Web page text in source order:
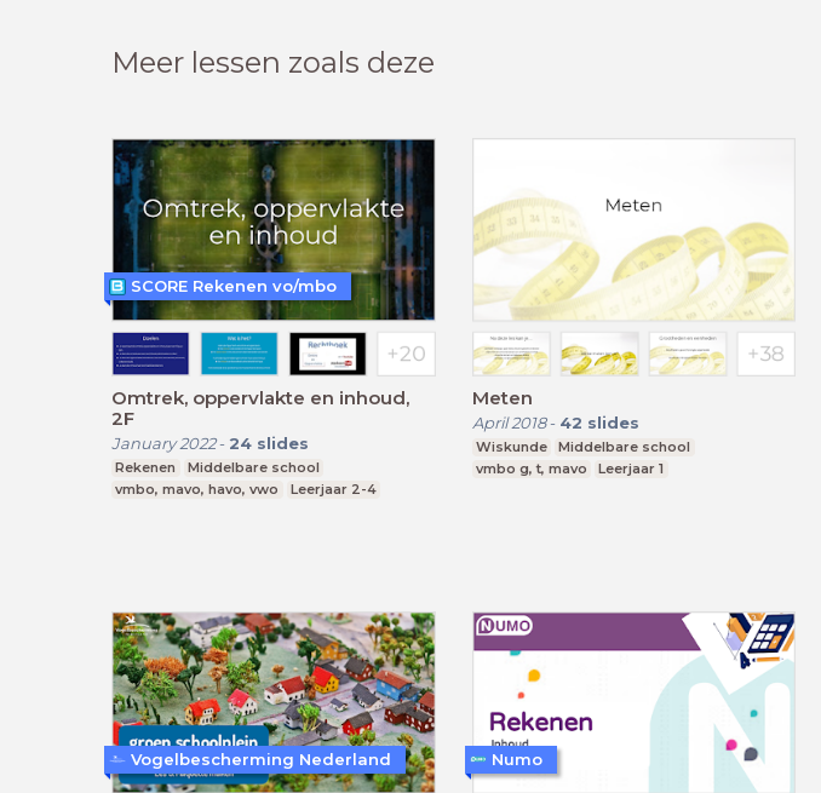
Meer lessen zoals deze
Omtrek, oppervlakte en inhoud,
2F
January 2022- 24 slides
Rekenen
Middelbare school
vmbo, mavo, havo, vwo
Leerjaar 2-4
SCORE Rekenen vo/mbo
Meten
April 2018- 42 slides
Wiskunde
Middelbare school
vmbo g, t, mavo
Leerjaar 1
Vogelbescherming Nederland Numo